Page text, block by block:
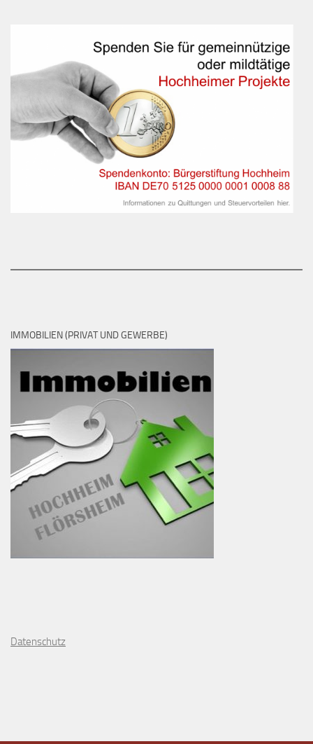
IMMOBILIEN (PRIVAT UND GEWERBE)
Datenschutz